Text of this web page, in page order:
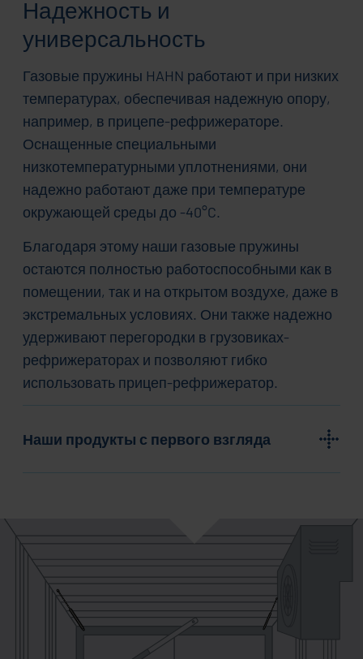
Надежность и
универсальность
Газовые пружины HAHN работают и при низких
температурах, обеспечивая надежную опору,
например, в прицепе-рефрижераторе.
Оснащенные специальными
низкотемпературными уплотнениями, они
надежно работают даже при температуре
окружающей среды до -40°C.
Благодаря этому наши газовые пружины
остаются полностью работоспособными как в
помещении, так и на открытом воздухе, даже в
экстремальных условиях. Они также надежно
удерживают перегородки в грузовиках-
рефрижераторах и позволяют гибко
использовать прицеп-рефрижератор.
Наши продукты с первого взгляда